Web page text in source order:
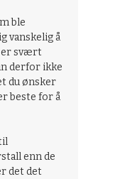
ble
vanskelig å
er svært
derfor ikke
du ønsker
beste for å
enn de
det det